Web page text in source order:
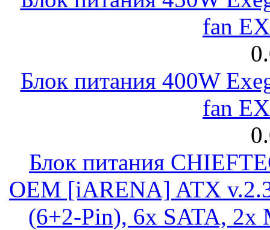
fan
Блок питания 400W
fan
Блок питания
OEM [iARENA] ATX
(6+2-Pin), 6x SATA, 2x